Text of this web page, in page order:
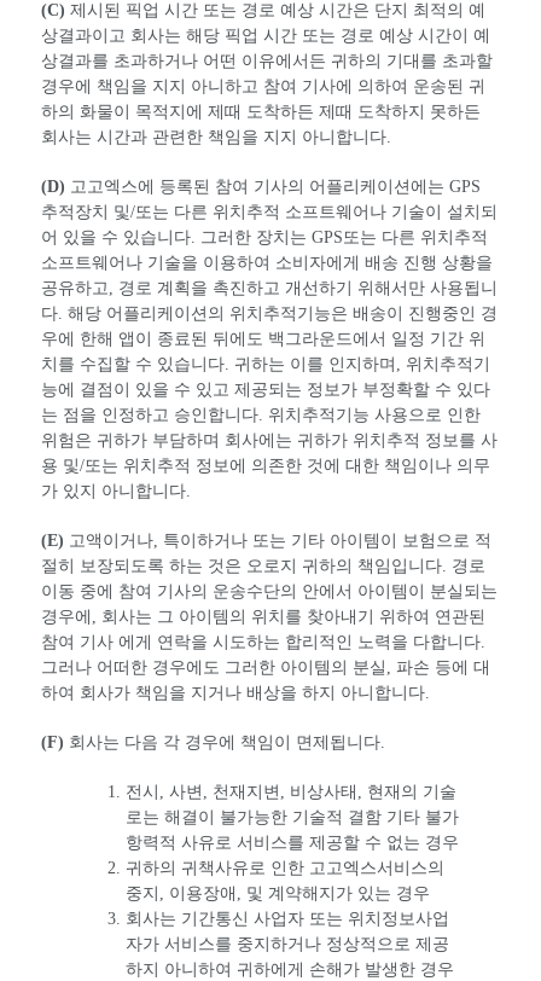
(C) 제시된 픽업 시간 또는 경로 예상 시간은 단지 최적의 예
상결과이고 회사는 해당 픽업 시간 또는 경로 예상 시간이 예
상결과를 초과하거나 어떤 이유에서든 귀하의 기대를 초과할
경우에 책임을 지지 아니하고 참여 기사에 의하여 운송된 귀
하의 화물이 목적지에 제때 도착하든 제때 도착하지 못하든
회사는 시간과 관련한 책임을 지지 아니합니다.
(D) 고고엑스에 등록된 참여 기사의 어플리케이션에는 GPS
추적장치 및/또는 다른 위치추적 소프트웨어나 기술이 설치되
어 있을 수 있습니다. 그러한 장치는 GPS또는 다른 위치추적
소프트웨어나 기술을 이용하여 소비자에게 배송 진행 상황을
공유하고, 경로 계획을 촉진하고 개선하기 위해서만 사용됩니
다. 해당 어플리케이션의 위치추적기능은 배송이 진행중인 경
우에 한해 앱이 종료된 뒤에도 백그라운드에서 일정 기간 위
치를 수집할 수 있습니다. 귀하는 이를 인지하며, 위치추적기
능에 결점이 있을 수 있고 제공되는 정보가 부정확할 수 있다
는 점을 인정하고 승인합니다. 위치추적기능 사용으로 인한
위험은 귀하가 부담하며 회사에는 귀하가 위치추적 정보를 사
용 및/또는 위치추적 정보에 의존한 것에 대한 책임이나 의무
가 있지 아니합니다.
(E) 고액이거나, 특이하거나 또는 기타 아이템이 보험으로 적
절히 보장되도록 하는 것은 오로지 귀하의 책임입니다. 경로
이동 중에 참여 기사의 운송수단의 안에서 아이템이 분실되는
경우에, 회사는 그 아이템의 위치를 찾아내기 위하여 연관된
참여 기사 에게 연락을 시도하는 합리적인 노력을 다합니다.
그러나 어떠한 경우에도 그러한 아이템의 분실, 파손 등에 대
하여 회사가 책임을 지거나 배상을 하지 아니합니다.
(F) 회사는 다음 각 경우에 책임이 면제됩니다.
전시, 사변, 천재지변, 비상사태, 현재의 기술
로는 해결이 불가능한 기술적 결함 기타 불가
항력적 사유로 서비스를 제공할 수 없는 경우
귀하의 귀책사유로 인한 고고엑스서비스의
중지, 이용장애, 및 계약해지가 있는 경우
회사는 기간통신 사업자 또는 위치정보사업
자가 서비스를 중지하거나 정상적으로 제공
하지 아니하여 귀하에게 손해가 발생한 경우